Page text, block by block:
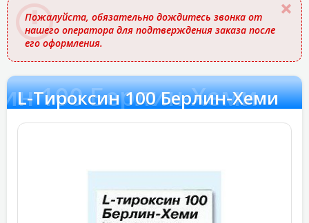
Пожалуйста, обязательно дождитесь звонка от
нашего оператора для подтверждения заказа после
его оформления.
100 Берлин-Хеми
L-Тироксин 100 Берлин-Хеми